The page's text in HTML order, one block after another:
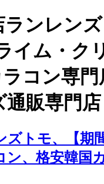
ンレン
イム・ク
コン専
販専門店
トモ、【期
、格安韓国